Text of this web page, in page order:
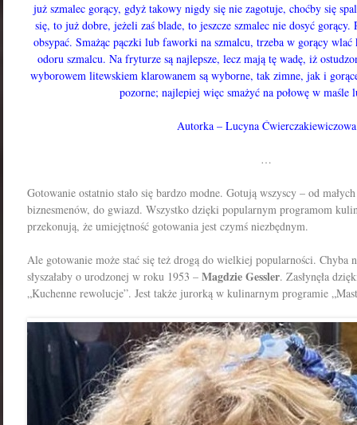
już szmalec gorący, gdyż takowy nigdy się nie zagotuje, choćby się
się, to już dobre, jeżeli zaś blade, to jeszcze szmalec nie dosyć
obsypać. Smażąc pączki lub faworki na szmalcu, trzeba w gorący
odoru szmalcu. Na fryturze są najlepsze, lecz mają tę wadę, iż
wyborowem litewskiem klarowanem są wyborne, tak zimne, jak i
pozorne; najlepiej więc smażyć na połowę w maśle
Autorka – Lucyna Ćwierczakiewiczowa
…
Gotowanie ostatnio stało się bardzo modne. Gotują wszyscy – od
biznesmenów, do gwiazd. Wszystko dzięki popularnym programom
przekonują, że umiejętność gotowania jest czymś niezbędnym.
Ale gotowanie może stać się też drogą do wielkiej popularności. Chyba
słyszałaby o urodzonej w roku 1953 – Magdzie Gessler. Zasłynęła
„Kuchenne rewolucje”. Jest także jurorką w kulinarnym programie